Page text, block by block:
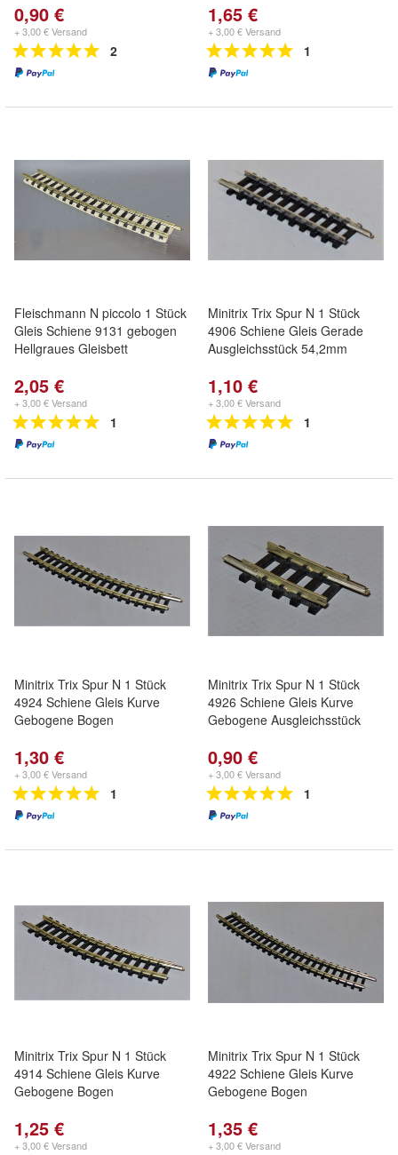
0,90 €
+ 3,00 € Versand
2
1,65 €
+ 3,00 € Versand
1
Fleischmann N piccolo 1 Stück
Gleis Schiene 9131 gebogen
Hellgraues Gleisbett
2,05 €
+ 3,00 € Versand
1
Minitrix Trix Spur N 1 Stück
4906 Schiene Gleis Gerade
Ausgleichsstück 54,2mm
1,10 €
+ 3,00 € Versand
1
Minitrix Trix Spur N 1 Stück
4924 Schiene Gleis Kurve
Gebogene Bogen
1,30 €
+ 3,00 € Versand
1
Minitrix Trix Spur N 1 Stück
4926 Schiene Gleis Kurve
Gebogene Ausgleichsstück
0,90 €
+ 3,00 € Versand
1
Minitrix Trix Spur N 1 Stück
4914 Schiene Gleis Kurve
Gebogene Bogen
1,25 €
+ 3,00 € Versand
Minitrix Trix Spur N 1 Stück
4922 Schiene Gleis Kurve
Gebogene Bogen
1,35 €
+ 3,00 € Versand